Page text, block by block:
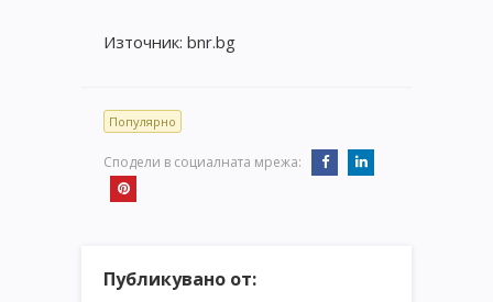
Източник: bnr.bg
Популярно
Сподели в социалната мрежа:
Публикувано от: